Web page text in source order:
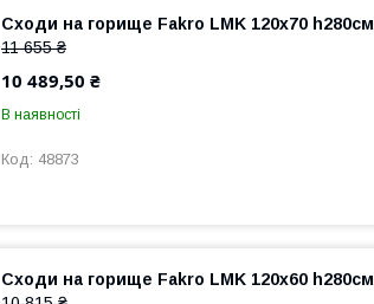
Сходи на горище Fakro LMK 120x70 h280см
11 655 ₴
10 489,50 ₴
В наявності
48873
Сходи на горище Fakro LMK 120x60 h280см